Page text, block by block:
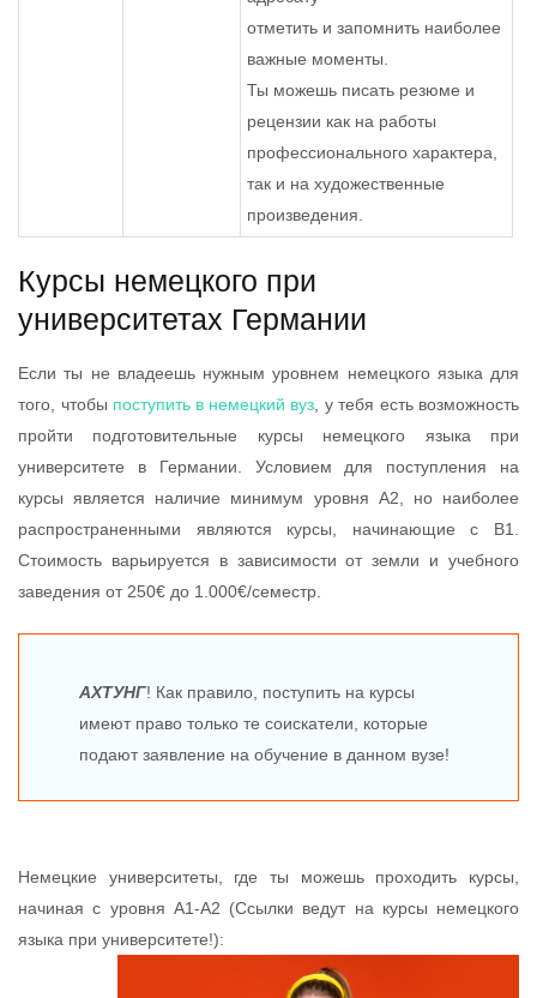
отметить и запомнить наиболее
важные моменты.
Ты можешь писать резюме и
рецензии как на работы
профессионального характера,
так и на художественные
произведения.
Курсы немецкого при
университетах Германии
Если ты не владеешь нужным уровнем немецкого языка для
того, чтобы поступить в немецкий вуз , у тебя есть возможность
пройти подготовительные курсы немецкого языка при
университете в Германии. Условием для поступления на
курсы является наличие минимум уровня А2, но наиболее
распространенными являются курсы, начинающие с B1.
Стоимость варьируется в зависимости от земли и учебного
заведения от 250€ до 1.000€/семестр.
АХТУНГ! Как правило, поступить на курсы
имеют право только те соискатели, которые
подают заявление на обучение в данном вузе!
Немецкие университеты, где ты можешь проходить курсы,
начиная с уровня A1-А2 (Ссылки ведут на курсы немецкого
языка при университете!):